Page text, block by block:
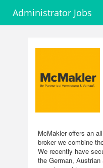
Administrator Jobs
McMakler offers an
broker we combine
We recently have
the German,